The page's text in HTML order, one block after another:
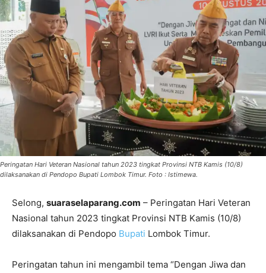
Peringatan Hari Veteran Nasional tahun 2023 tingkat Provinsi NTB Kamis (10/8)
dilaksanakan di Pendopo Bupati Lombok Timur. Foto : Istimewa.
Selong, suaraselaparang.com – Peringatan Hari Veteran
Nasional tahun 2023 tingkat Provinsi NTB Kamis (10/8)
dilaksanakan di Pendopo Bupati Lombok Timur.
Peringatan tahun ini mengambil tema “Dengan Jiwa dan